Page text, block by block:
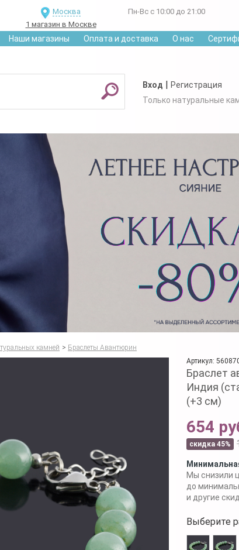
Москва
1 магазин в Москве
Пн-Вс с 10:00 до 21:00
Наши магазины Оплата и доставка О нас
Вход | Регистрация
Только натуральные
камней > Браслеты Авантюрин
Артикул:
Браслет
Индия
(+3 см)
654
скидка 45%
Мы снизили
до
и другие
Выберите